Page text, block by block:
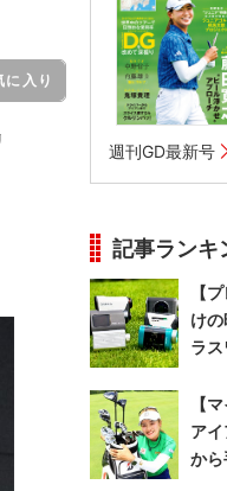
に入り
週刊GD最新号
記事ランキ
【
け
ラ
【
ア
から